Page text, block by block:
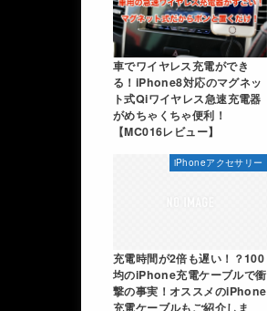
車でワイヤレス充電ができ
る！iPhone8対応のマグネッ
ト式Qiワイヤレス急速充電器
がめちゃくちゃ便利！
【MC016レビュー】
iPhoneアクセサリー
充電時間が2倍も遅い！？100
均のiPhone充電ケーブルで衝
撃の事実！オススメのiPhone
充電ケーブルもご紹介しま